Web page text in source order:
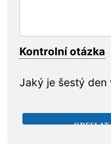
Kontrolní otázka
Jaký je šestý den